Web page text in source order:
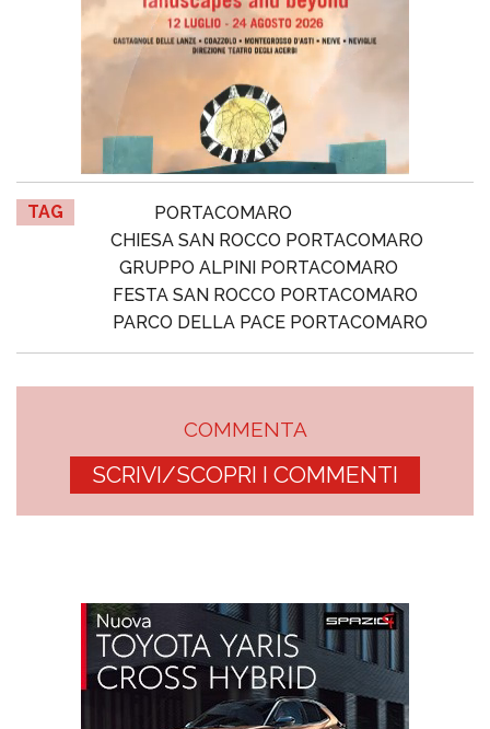
TAG
PORTACOMARO
CHIESA SAN ROCCO PORTACOMARO
GRUPPO ALPINI PORTACOMARO
FESTA SAN ROCCO PORTACOMARO
PARCO DELLA PACE PORTACOMARO
COMMENTA
SCRIVI/SCOPRI I COMMENTI